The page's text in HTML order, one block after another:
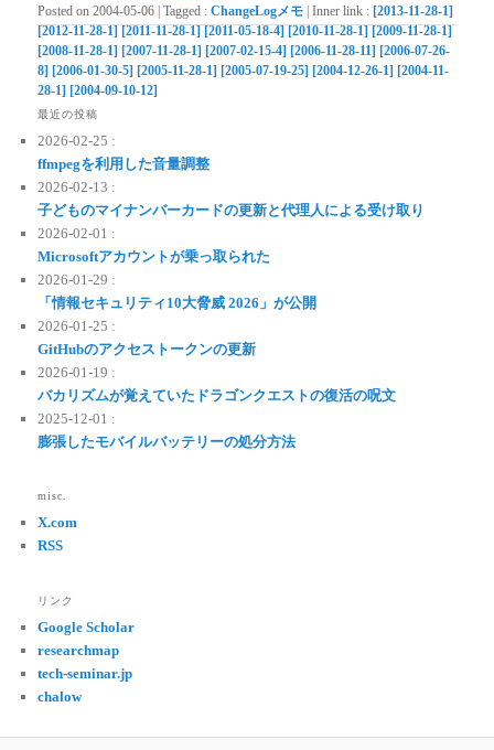
Posted on2004-05-06 |Tagged :ChangeLogメモ |Inner link : [2013-11-28-1]
[2012-11-28-1] [2011-11-28-1] [2011-05-18-4] [2010-11-28-1] [2009-11-28-1]
[2008-11-28-1] [2007-11-28-1] [2007-02-15-4] [2006-11-28-11] [2006-07-26-
8] [2006-01-30-5] [2005-11-28-1] [2005-07-19-25] [2004-12-26-1] [2004-11-
28-1] [2004-09-10-12]
最近の投稿
2026-02-25 :
ffmpegを利用した音量調整
2026-02-13 :
子どものマイナンバーカードの更新と代理人による受け取り
2026-02-01 :
Microsoftアカウントが乗っ取られた
2026-01-29 :
「情報セキュリティ10大脅威 2026」が公開
2026-01-25 :
GitHubのアクセストークンの更新
2026-01-19 :
バカリズムが覚えていたドラゴンクエストの復活の呪文
2025-12-01 :
膨張したモバイルバッテリーの処分方法
misc.
X.com
RSS
リンク
Google Scholar
researchmap
tech-seminar.jp
chalow